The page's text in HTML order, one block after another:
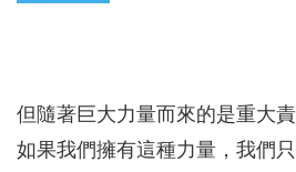
但隨著巨大力量而來的是重大
如果我們擁有這種力量，我們